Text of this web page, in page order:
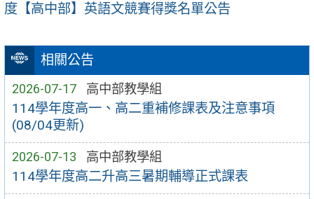
相關公告
2026-07-17 高中部教學組
114學年度高一、高二重補修課表及注意事項
(08/04更新)
2026-07-13 高中部教學組
114學年度高二升高三暑期輔導正式課表
度【高中部】英語文競賽得獎名單公告